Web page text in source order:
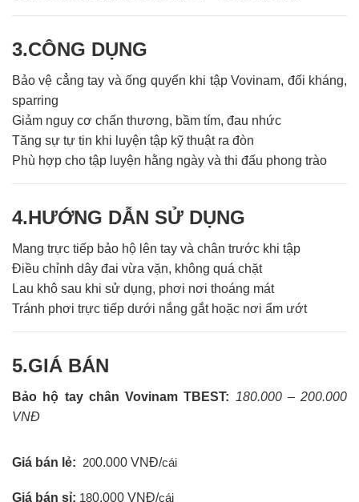
3.CÔNG DỤNG
Bảo vệ cẳng tay và ống quyển khi tập Vovinam, đối kháng,
sparring
Giảm nguy cơ chấn thương, bầm tím, đau nhức
Tăng sự tự tin khi luyện tập kỹ thuật ra đòn
Phù hợp cho tập luyện hằng ngày và thi đấu phong trào
4.HƯỚNG DẪN SỬ DỤNG
Mang trực tiếp bảo hộ lên tay và chân trước khi tập
Điều chỉnh dây đai vừa vặn, không quá chặt
Lau khô sau khi sử dụng, phơi nơi thoáng mát
Tránh phơi trực tiếp dưới nắng gắt hoặc nơi ẩm ướt
5.GIÁ BÁN
Bảo hộ tay chân Vovinam TBEST: 180.000 – 200.000
VNĐ
Giá bán lẻ: 200.000 VNĐ/cái
Giá bán sỉ: 180.000 VNĐ/cái